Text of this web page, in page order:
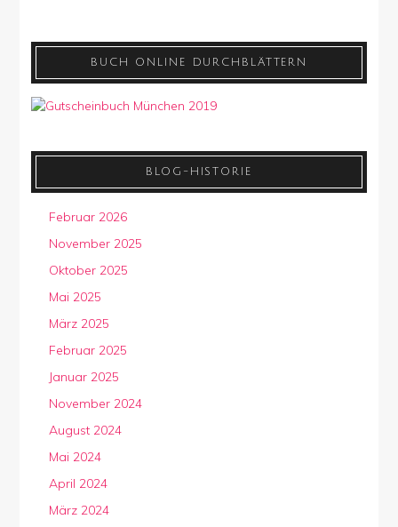
BUCH ONLINE DURCHBLÄTTERN
BLOG-HISTORIE
Februar 2026
November 2025
Oktober 2025
Mai 2025
März 2025
Februar 2025
Januar 2025
November 2024
August 2024
Mai 2024
April 2024
März 2024